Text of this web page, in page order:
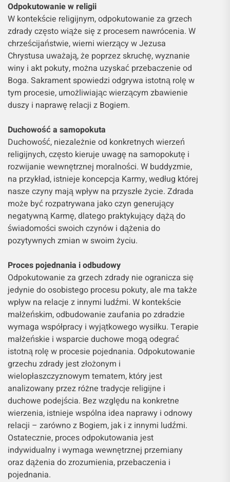
Odpokutowanie w religii
W kontekście religijnym, odpokutowanie za grzech
zdrady często wiąże się z procesem nawrócenia. W
chrześcijaństwie, wierni wierzący w Jezusa
Chrystusa uważają, że poprzez skruchę, wyznanie
winy i akt pokuty, można uzyskać przebaczenie od
Boga. Sakrament spowiedzi odgrywa istotną rolę w
tym procesie, umożliwiając wierzącym zbawienie
duszy i naprawę relacji z Bogiem.
Duchowość a samopokuta
Duchowość, niezależnie od konkretnych wierzeń
religijnych, często kieruje uwagę na samopokutę i
rozwijanie wewnętrznej moralności. W buddyzmie,
na przykład, istnieje koncepcja Karmy, według której
nasze czyny mają wpływ na przyszłe życie. Zdrada
może być rozpatrywana jako czyn generujący
negatywną Karmę, dlatego praktykujący dążą do
świadomości swoich czynów i dążenia do
pozytywnych zmian w swoim życiu.
Proces pojednania i odbudowy
Odpokutowanie za grzech zdrady nie ogranicza się
jedynie do osobistego procesu pokuty, ale ma także
wpływ na relacje z innymi ludźmi. W kontekście
małżeńskim, odbudowanie zaufania po zdradzie
wymaga współpracy i wyjątkowego wysiłku. Terapie
małżeńskie i wsparcie duchowe mogą odegrać
istotną rolę w procesie pojednania. Odpokutowanie
grzechu zdrady jest złożonym i
wielopłaszczyznowym tematem, który jest
analizowany przez różne tradycje religijne i
duchowe podejścia. Bez względu na konkretne
wierzenia, istnieje wspólna idea naprawy i odnowy
relacji – zarówno z Bogiem, jak i z innymi ludźmi.
Ostatecznie, proces odpokutowania jest
indywidualny i wymaga wewnętrznej przemiany
oraz dążenia do zrozumienia, przebaczenia i
pojednania.